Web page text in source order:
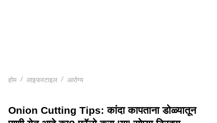
होम लाइफस्टाइल आरोग्य
Onion Cutting Tips: कांदा कापताना डोळ्यातून